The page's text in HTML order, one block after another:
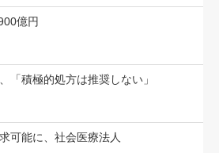
億円
「積極的処方は推奨しない」
可能に、社会医療法人